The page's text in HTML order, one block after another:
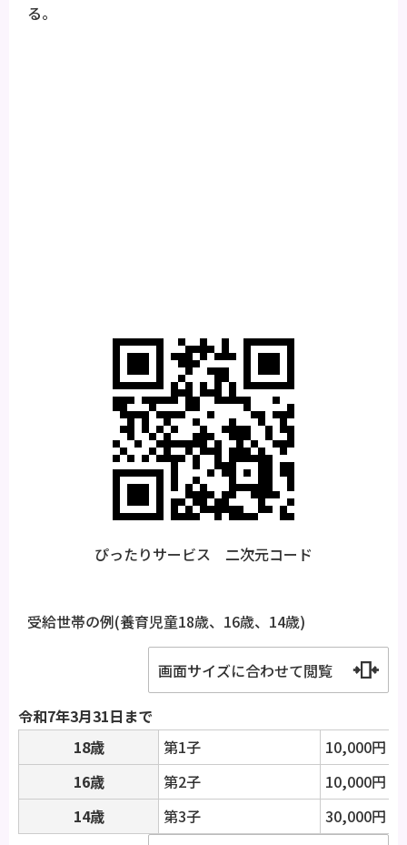
る。
ぴったりサービス 二次元コード
受給世帯の例(養育児童18歳、16歳、14歳)
画面サイズに合わせて閲覧
令和7年3月31日まで
18歳
第1子
10,000円
16歳
第2子
10,000円
14歳
第3子
30,000円